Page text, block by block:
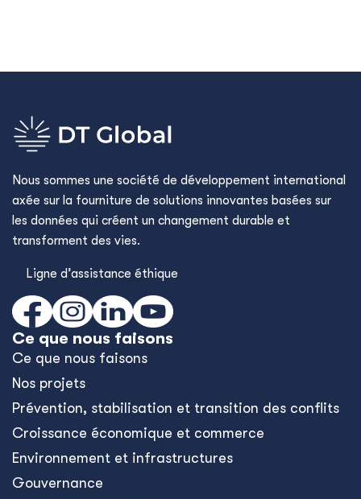
Nous sommes une société de développement international
axée sur la fourniture de solutions innovantes basées sur
les données qui créent un changement durable et
transforment des vies.
Ligne d’assistance éthique
Ce que nous faisons
Ce que nous faisons
Nos projets
Prévention, stabilisation et transition des conflits
Croissance économique et commerce
Environnement et infrastructures
Gouvernance